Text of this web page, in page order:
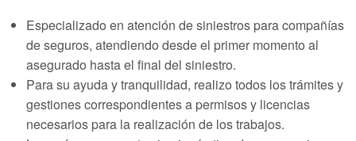
Especializado en atención de siniestros para compañías
de seguros, atendiendo desde el primer momento al
asegurado hasta el final del siniestro.
Para su ayuda y tranquilidad, realizo todos los trámites y
gestiones correspondientes a permisos y licencias
necesarios para la realización de los trabajos.